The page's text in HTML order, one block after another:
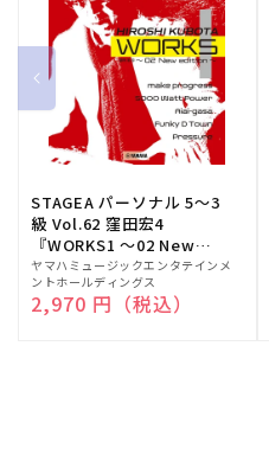
STAGEA パーソナル 5～3
級 Vol.62 窪田宏4
『WORKS1 ～02 New
edition～』
販
売
元:
ヤマハミュージックエンタテインメ
ントホールディングス
通常価格
2,970 円（税込）